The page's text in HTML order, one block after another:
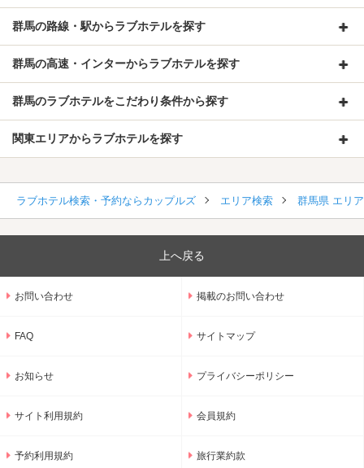
群馬の路線・駅からラブホテルを探す
群馬の高速・インターからラブホテルを探す
群馬のラブホテルをこだわり条件から探す
関東エリアからラブホテルを探す
ラブホテル検索・予約ならカップルズ エリア検索 群馬県 エリ
上へ戻る
お問い合わせ 掲載のお問い合わせ
FAQ サイトマップ
お知らせ プライバシーポリシー
サイト利用規約 会員規約
予約利用規約 旅行業約款